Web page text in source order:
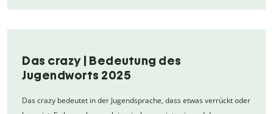
Das crazy | Bedeutung des
Jugendworts 2025
Das crazy bedeutet in der Jugendsprache, dass etwas verrückt oder